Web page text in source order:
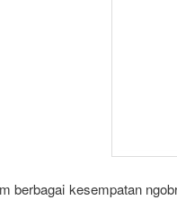
berbagai kesempatan